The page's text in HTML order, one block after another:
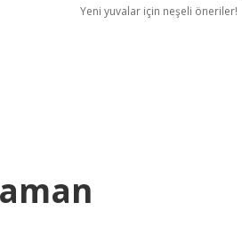
Yeni yuvalar için neşeli öneriler!